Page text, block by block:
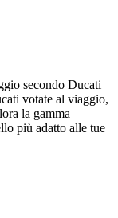
secondo Ducati
votate al viaggio,
la gamma
più adatto alle tue